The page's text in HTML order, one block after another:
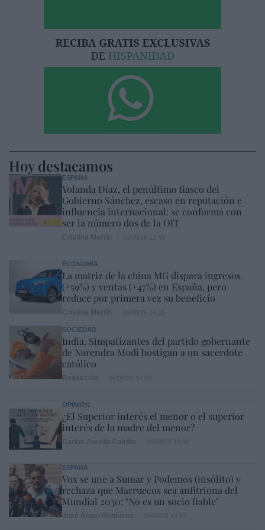
Hoy destacamos
ESPAÑA
Yolanda Díaz, el penúltimo fiasco del
Gobierno Sánchez, escaso en reputación e
influencia internacional: se conforma con
ser la número dos de la OIT
ECONOMÍA
La matriz de la china MG dispara ingresos
(+59%) y ventas (+47%) en España, pero
reduce por primera vez su beneficio
SOCIEDAD
India. Simpatizantes del partido gobernante
de Narendra Modi hostigan a un sacerdote
católico
OPINIÓN
¿El Superior interés el menor o el superior
interés de la madre del menor?
ESPAÑA
Vox se une a Sumar y Podemos (insólito) y
rechaza que Marruecos sea anfitriona del
Mundial 2030: "No es un socio fiable"